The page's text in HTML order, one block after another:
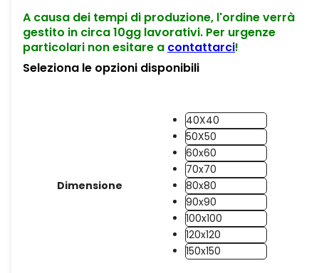
A causa dei tempi di produzione, l'ordine verrà
gestito in circa 10gg lavorativi. Per urgenze
particolari non esitare a contattarci!
Seleziona le opzioni disponibili
Dimensione
40X40
50X50
60x60
70x70
80x80
90x90
100x100
120x120
150x150